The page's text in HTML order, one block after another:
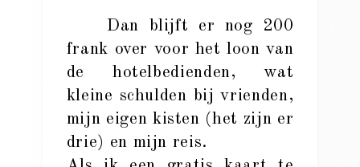
Dan blijft er nog 200
frank over voor het loon van
de hotelbedienden, wat
kleine schulden bij vrienden,
mijn eigen kisten (het zijn er
drie) en mijn reis.